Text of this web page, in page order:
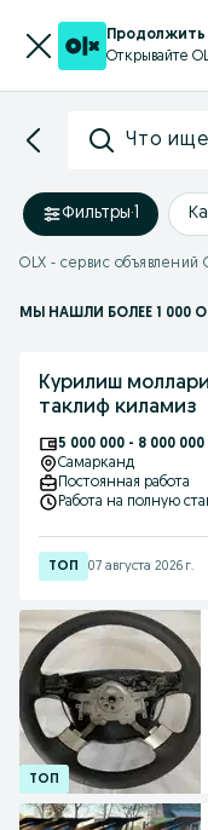
Продолжить
Открывайте
Что
Фильтры·1
МЫ НАШЛИ БОЛЕЕ 1 000
Курилиш моллари
таклиф киламиз
5 000 000 - 8 000
Самарканд
Постоянная работа
Работа на полную
07 августа 2026 г.